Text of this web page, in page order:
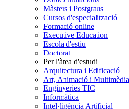
Màsters i Postgraus
Cursos d'especialització
Formació online
Executive Education
Escola d'estiu
Doctorat
Per l'àrea d'estudi
Arquitectura i Edificació
Art, Animació i Multimèdia
Enginyeries TIC
Informàtica
Intel·ligència Artificial